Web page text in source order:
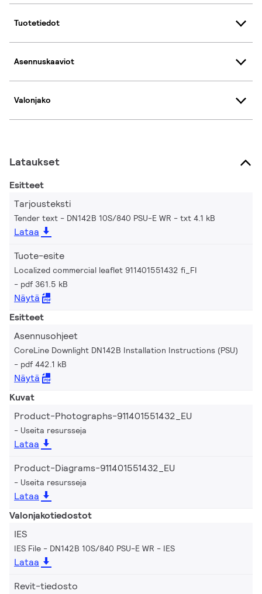
Tuotetiedot
Asennuskaaviot
Valonjako
Lataukset
Esitteet
Tarjousteksti
Tender text - DN142B 10S/840 PSU-E WR txt 4.1 kB
Lataa
Tuote-esite
Localized commercial leaflet 911401551432 fi_FI
pdf 361.5 kB
Näytä
Esitteet
Asennusohjeet
CoreLine Downlight DN142B Installation Instructions (PSU)
pdf 442.1 kB
Näytä
Kuvat
Product-Photographs-911401551432_EU
Useita resursseja
Lataa
Product-Diagrams-911401551432_EU
Useita resursseja
Lataa
Valonjakotiedostot
IES
IES File - DN142B 10S/840 PSU-E WR IES
Lataa
Revit-tiedosto